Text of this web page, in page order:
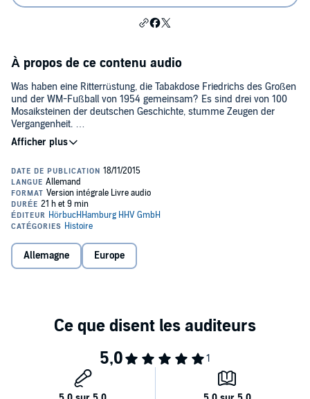
À propos de ce contenu audio
Was haben eine Ritterrüstung, die Tabakdose Friedrichs des Großen
und der WM-Fußball von 1954 gemeinsam? Es sind drei von 100
Mosaiksteinen der deutschen Geschichte, stumme Zeugen der
Vergangenheit.
Hermann Schäfer, einer der führenden Vertreter der deutschen
Anschaulich und gut verständlich dokumentiert er die Geschichte
der Objekte und macht zugleich auch ihre erstaunliche Umdeutung
im Dienst politischer Interessen und gesellschaftlicher Umbrüche
deutlich. Durch ausgefeiltes Sounddesign und mit Hilfe der
Sprecher Stefan Wilkening und Katja Bürkle wird der Hörer in
Vergangenheit versetzt. So werden die Objekte lebendig und es
entsteht ein akustisches Panorama, von den vorgeschichtlichen
München (P)2015 Hörbuch Hamburg HHV GmbH, Hamburg
Allemagne Europe